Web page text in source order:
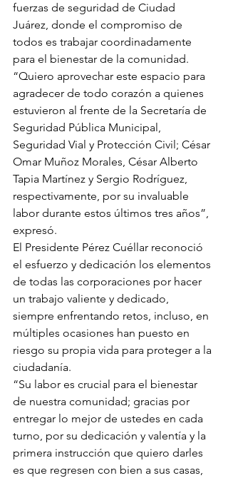
fuerzas de seguridad de Ciudad
Juárez, donde el compromiso de
todos es trabajar coordinadamente
para el bienestar de la comunidad.
“Quiero aprovechar este espacio para
agradecer de todo corazón a quienes
estuvieron al frente de la Secretaría de
Seguridad Pública Municipal,
Seguridad Vial y Protección Civil; César
Omar Muñoz Morales, César Alberto
Tapia Martínez y Sergio Rodríguez,
respectivamente, por su invaluable
labor durante estos últimos tres años”,
expresó.
El Presidente Pérez Cuéllar reconoció
el esfuerzo y dedicación los elementos
de todas las corporaciones por hacer
un trabajo valiente y dedicado,
siempre enfrentando retos, incluso, en
múltiples ocasiones han puesto en
riesgo su propia vida para proteger a la
ciudadanía.
“Su labor es crucial para el bienestar
de nuestra comunidad; gracias por
entregar lo mejor de ustedes en cada
turno, por su dedicación y valentía y la
primera instrucción que quiero darles
es que regresen con bien a sus casas,